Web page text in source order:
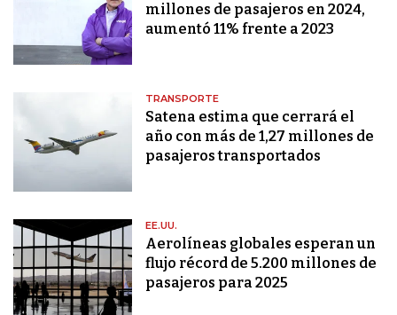
millones de pasajeros en 2024,
aumentó 11% frente a 2023
TRANSPORTE
Satena estima que cerrará el
año con más de 1,27 millones de
pasajeros transportados
EE.UU.
Aerolíneas globales esperan un
flujo récord de 5.200 millones de
pasajeros para 2025